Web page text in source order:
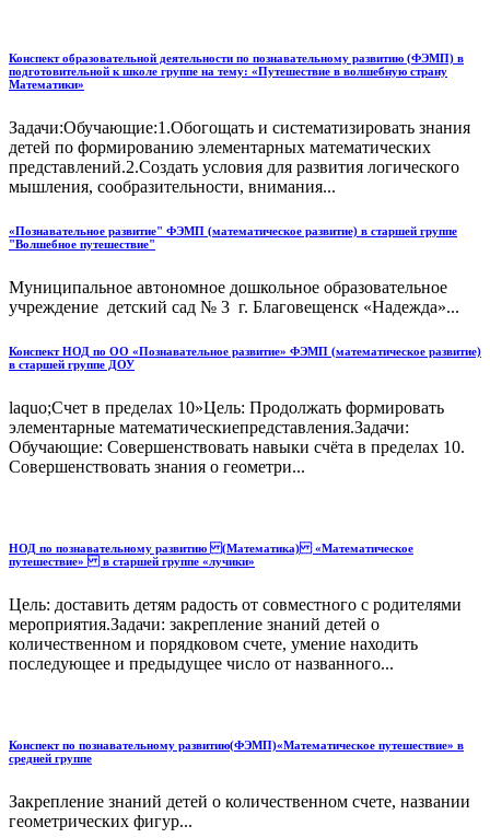
Конспект образовательной деятельности по познавательному развитию (ФЭМП) в
подготовительной к школе группе на тему: «Путешествие в волшебную страну
Математики»
Задачи:Обучающие:1.Обогощать и систематизировать знания
детей по формированию элементарных математических
представлений.2.Создать условия для развития логического
мышления, сообразительности, внимания...
«Познавательное развитие" ФЭМП (математическое развитие) в старшей группе
"Волшебное путешествие"
Муниципальное автономное дошкольное образовательное
учреждение детский сад № 3 г. Благовещенск «Надежда»...
Конспект НОД по ОО «Познавательное развитие» ФЭМП (математическое развитие)
в старшей группе ДОУ
laquo;Счет в пределах 10»Цель: Продолжать формировать
элементарные математическиепредставления.Задачи:
Обучающие: Совершенствовать навыки счёта в пределах 10.
Совершенствовать знания о геометри...
НОД по познавательному развитию (Математика) «Математическое
путешествие» в старшей группе «лучики»
Цель: доставить детям радость от совместного с родителями
мероприятия.Задачи: закрепление знаний детей о
количественном и порядковом счете, умение находить
последующее и предыдущее число от названного...
Конспект по познавательному развитию(ФЭМП)«Математическое путешествие» в
средней группе
Закрепление знаний детей о количественном счете, названии
геометрических фигур...